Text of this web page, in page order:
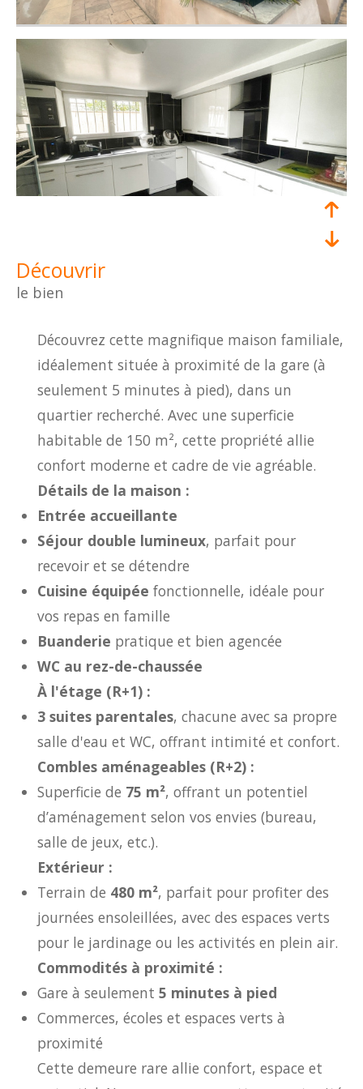
découvrir
le bien
Découvrez cette magnifique maison familiale,
idéalement située à proximité de la gare (à
seulement 5 minutes à pied), dans un
quartier recherché. Avec une superficie
habitable de 150 m², cette propriété allie
confort moderne et cadre de vie agréable.
Détails de la maison :
Entrée accueillante
Séjour double lumineux, parfait pour
recevoir et se détendre
Cuisine équipée fonctionnelle, idéale pour
vos repas en famille
Buanderie pratique et bien agencée
WC au rez-de-chaussée
À l'étage (R+1) :
3 suites parentales, chacune avec sa propre
salle d'eau et WC, offrant intimité et confort.
Combles aménageables (R+2) :
Superficie de 75 m², offrant un potentiel
d’aménagement selon vos envies (bureau,
salle de jeux, etc.).
Extérieur :
Terrain de 480 m², parfait pour profiter des
journées ensoleillées, avec des espaces verts
pour le jardinage ou les activités en plein air.
Commodités à proximité :
Gare à seulement5 minutes à pied
Commerces, écoles et espaces verts à
proximité
Cette demeure rare allie confort, espace et